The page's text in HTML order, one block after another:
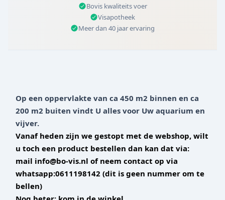
Bovis kwaliteits voer
Visapotheek
Meer dan 40 jaar ervaring
Op een oppervlakte van ca 450 m2 binnen en ca
200 m2 buiten vindt U alles voor Uw aquarium en
vijver.
Vanaf heden zijn we gestopt met de webshop, wilt
u toch een product bestellen dan kan dat via:
mail info@bo-vis.nl of neem contact op via
whatsapp:0611198142 (dit is geen nummer om te
bellen)